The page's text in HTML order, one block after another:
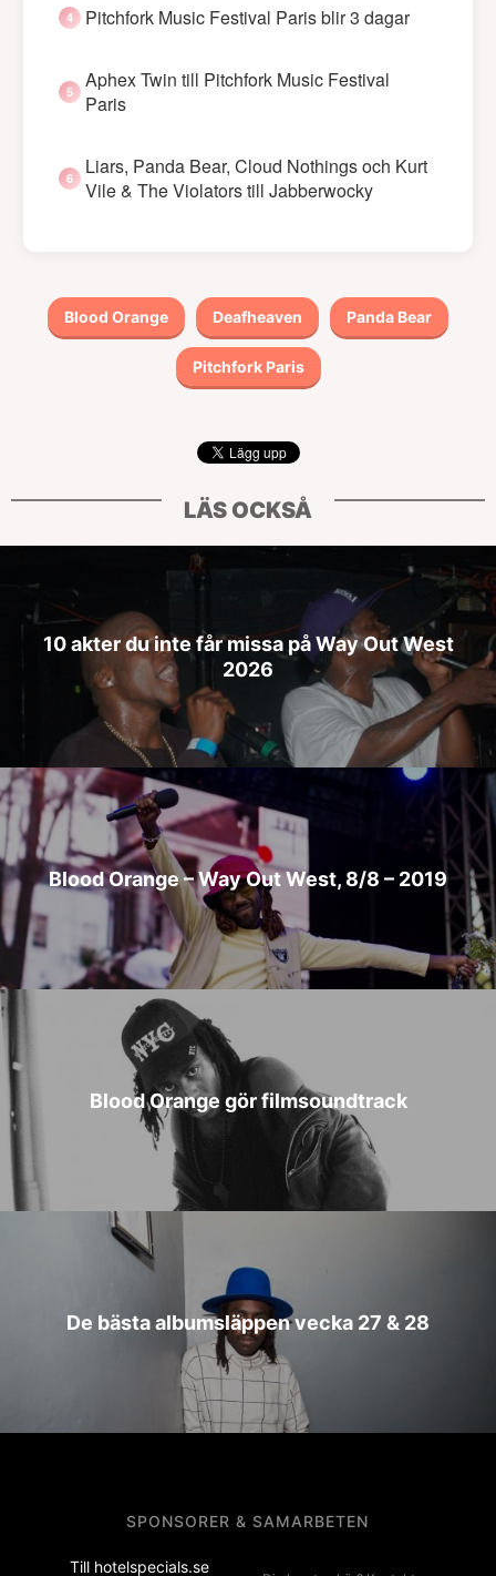
Pitchfork Music Festival Paris blir 3 dagar
Aphex Twin till Pitchfork Music Festival
Paris
Liars, Panda Bear, Cloud Nothings och Kurt
Vile & The Violators till Jabberwocky
Blood Orange Deafheaven Panda Bear
Pitchfork Paris
LÄS OCKSÅ
10 akter du inte får missa på Way Out West
2026
Blood Orange – Way Out West, 8/8 – 2019
Blood Orange gör filmsoundtrack
De bästa albumsläppen vecka 27 & 28
SPONSORER & SAMARBETEN
Till hotelspecials.se